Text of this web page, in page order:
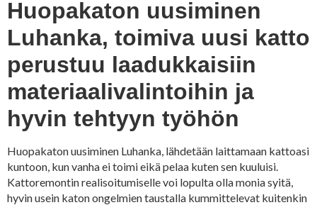
Huopakaton uusiminen
Luhanka, toimiva uusi katto
perustuu laadukkaisiin
materiaalivalintoihin ja
hyvin tehtyyn työhön
Huopakaton uusiminen Luhanka, lähdetään laittamaan kattoasi
kuntoon, kun vanha ei toimi eikä pelaa kuten sen kuuluisi.
Kattoremontin realisoitumiselle voi lopulta olla monia syitä,
hyvin usein katon ongelmien taustalla kummittelevat kuitenkin